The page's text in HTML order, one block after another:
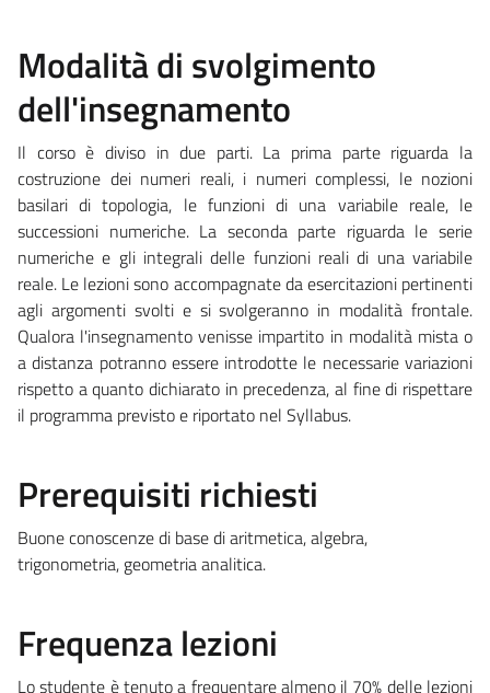
Modalità di svolgimento
dell'insegnamento
Il corso è diviso in due parti. La prima parte riguarda la
costruzione dei numeri reali, i numeri complessi, le nozioni
basilari di topologia, le funzioni di una variabile reale, le
successioni numeriche. La seconda parte riguarda le serie
numeriche e gli integrali delle funzioni reali di una variabile
reale. Le lezioni sono accompagnate da esercitazioni pertinenti
agli argomenti svolti e si svolgeranno in modalità frontale.
Qualora l'insegnamento venisse impartito in modalità mista o
a distanza potranno essere introdotte le necessarie variazioni
rispetto a quanto dichiarato in precedenza, al fine di rispettare
il programma previsto e riportato nel Syllabus.
Prerequisiti richiesti
Buone conoscenze di base di aritmetica, algebra,
trigonometria, geometria analitica.
Frequenza lezioni
Lo studente è tenuto a frequentare almeno il 70% delle lezioni